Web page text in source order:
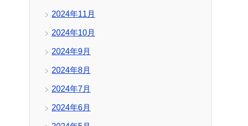
2024年11月
2024年10月
2024年9月
2024年8月
2024年7月
2024年6月